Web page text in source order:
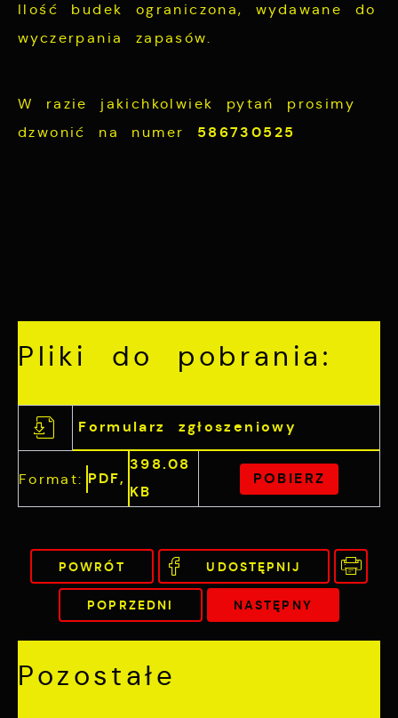
Ilość budek ograniczona, wydawane do
wyczerpania zapasów.
W razie jakichkolwiek pytań prosimy
dzwonić na numer
586730525
Pliki do pobrania:
Formularz zgłoszeniowy
Format: PDF,
398.08
KB
POBIERZ
POWRÓT UDOSTĘPNIJ
POPRZEDNI NASTĘPNY
Pozostałe